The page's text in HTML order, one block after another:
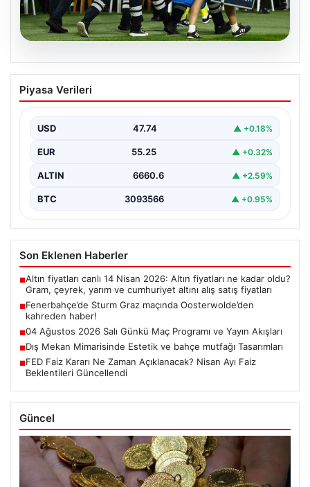
05.08.2026
Fenerbahçe’de Sturm Graz maçında
Oosterwolde’den kahreden haber!
Piyasa Verileri
USD 47.74 ▲ +0.18%
EUR 55.25 ▲ +0.32%
ALTIN 6660.6 ▲ +2.59%
BTC 3093566 ▲ +0.95%
Son Eklenen Haberler
■Altın fiyatları canlı 14 Nisan 2026: Altın fiyatları ne kadar oldu?
Gram, çeyrek, yarım ve cumhuriyet altını alış satış fiyatları
■Fenerbahçe’de Sturm Graz maçında Oosterwolde’den
kahreden haber!
■04 Ağustos 2026 Salı Günkü Maç Programı ve Yayın Akışları
■Dış Mekan Mimarisinde Estetik ve bahçe mutfağı Tasarımları
■FED Faiz Kararı Ne Zaman Açıklanacak? Nisan Ayı Faiz
Beklentileri Güncellendi
Güncel